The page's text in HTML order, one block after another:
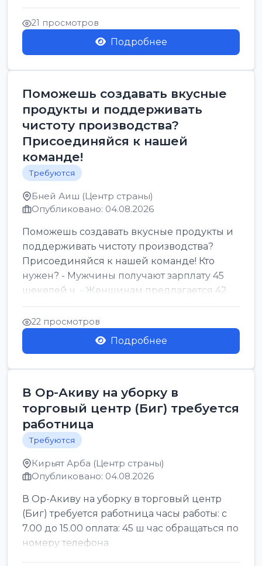
21 просмотров
Подробнее
Поможешь создавать вкусные
продукты и поддерживать
чистоту производства?
Присоединяйся к нашей
команде!
Требуются
Бней Аиш (Центр страны)
Опубликовано: 04.08.2026
Поможешь создавать вкусные продукты и
поддерживать чистоту производства?
Присоединяйся к нашей команде! Кто
нужен? - Мужчины получают зарплату 45
шекелей ч. - Женщинам предлагается 42
шекеля ч. График...
22 просмотров
Подробнее
В Ор-Акиву на уборку в
торговый центр (Биг) требуется
работница
Требуются
Кирьят Арба (Центр страны)
Опубликовано: 04.08.2026
В Ор-Акиву на уборку в торговый центр
(Биг) требуется работница часы работы: с
7.00 до 15.00 оплата: 45 ш час обращаться по
номеру телефона